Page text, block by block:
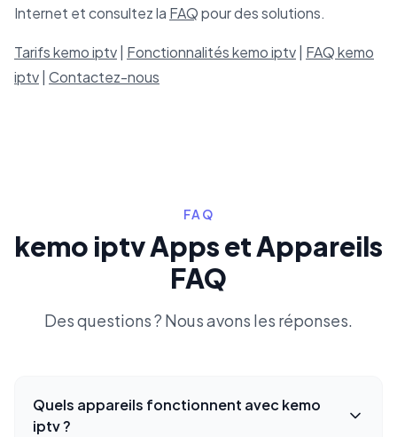
Internet et consultez la FAQpour des solutions.
Tarifs kemo iptv Fonctionnalités kemo iptv FAQ kemo
iptv Contactez-nous
FAQ
kemo iptv Apps et Appareils
FAQ
Des questions ? Nous avons les réponses.
Quels appareils fonctionnent avec kemo
iptv ?